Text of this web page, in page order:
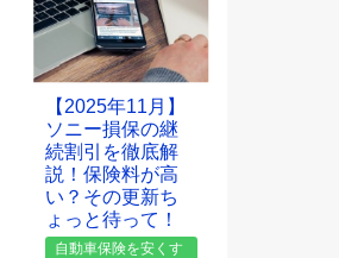
【2025年11月】
ソニー損保の継
続割引を徹底解
説！保険料が高
い？その更新ち
ょっと待って！
自動車保険を安くす